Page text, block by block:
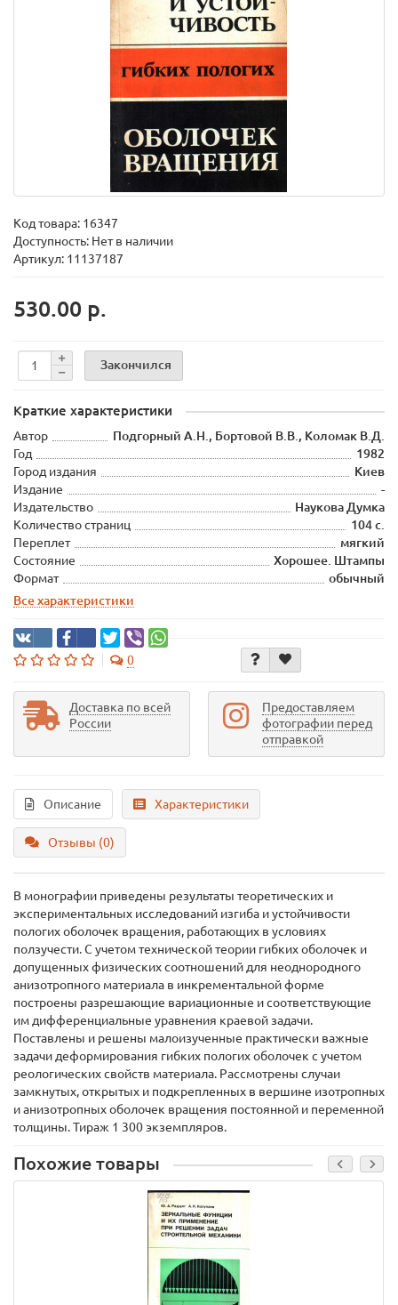
Код товара: 16347
Доступность: Нет в наличии
Артикул: 11137187
530.00 р.
Закончился
Краткие характеристики
Автор
Подгорный А.Н., Бортовой В.В., Коломак В.Д.
Год
1982
Город издания
Киев
Издание
-
Издательство
Наукова Думка
Количество страниц
104 с.
Переплет
мягкий
Состояние
Хорошее. Штампы
Формат
обычный
Все характеристики
0
Доставка по всей
России
Предоставляем
фотографии перед
отправкой
Описание Характеристики
Отзывы (0)
В монографии приведены результаты теоретических и
экспериментальных исследований изгиба и устойчивости
пологих оболочек вращения, работающих в условиях
ползучести. С учетом технической теории гибких оболочек и
допущенных физических соотношений для неоднородного
анизотропного материала в инкрементальной форме
построены разрешающие вариационные и соответствующие
им дифференциальные уравнения краевой задачи.
Поставлены и решены малоизученные практически важные
задачи деформирования гибких пологих оболочек с учетом
реологических свойств материала. Рассмотрены случаи
замкнутых, открытых и подкрепленных в вершине изотропных
и анизотропных оболочек вращения постоянной и переменной
толщины. Тираж 1 300 экземпляров.
Похожие товары